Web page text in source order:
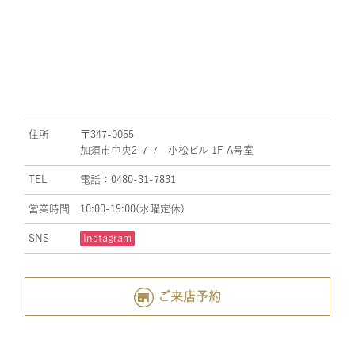
住所
〒347-0055
加須市中央2-7-7 小松ビル 1F A号室
TEL 電話：0480-31-7831
営業時間 10:00-19:00(水曜定休)
SNS Instagram
ご来店予約